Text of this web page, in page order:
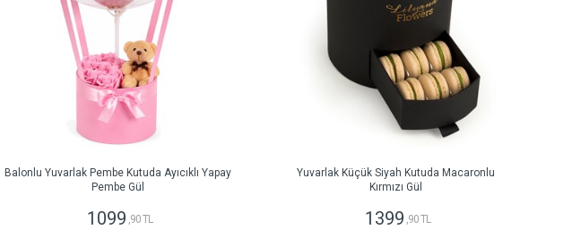
Balonlu Yuvarlak Pembe Kutuda Ayıcıklı Yapay
Pembe Gül
1099 ,90 TL
Yuvarlak Küçük Siyah Kutuda Macaronlu
Kırmızı Gül
1399 ,90 TL